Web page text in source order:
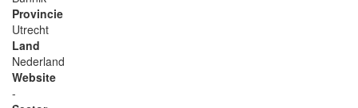
Provincie
Utrecht
Land
Nederland
Website
-